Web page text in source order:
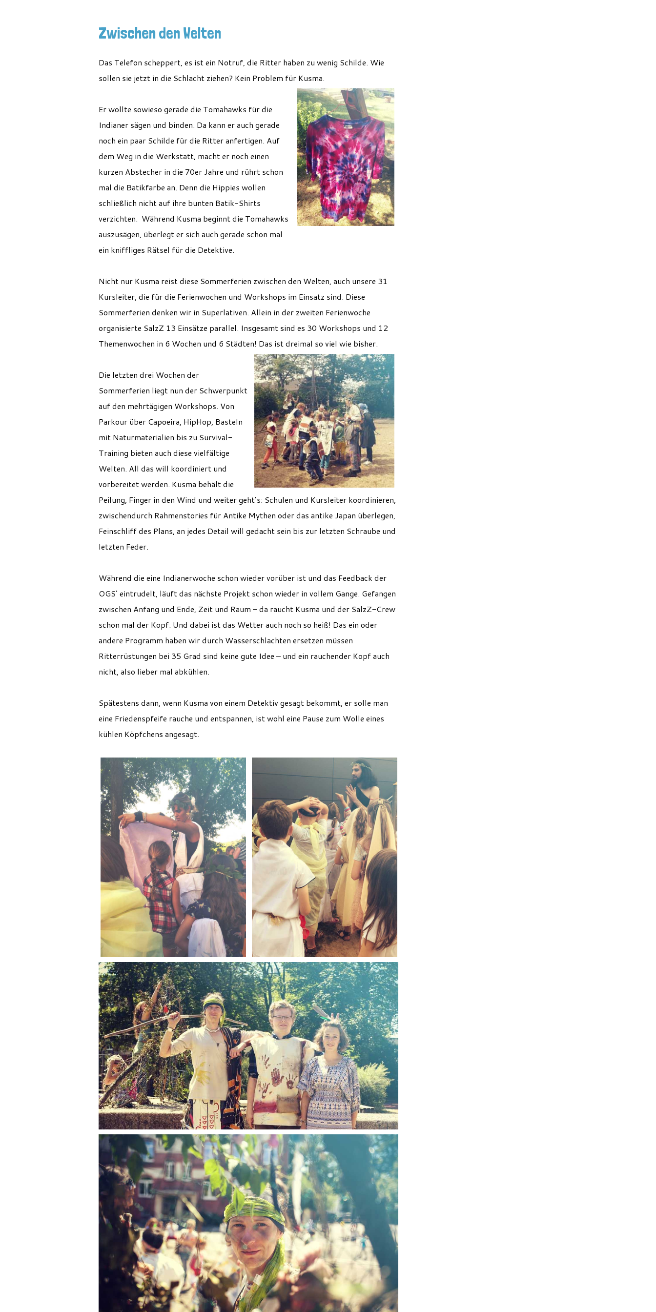
Zwischen den Welten
Das Telefon scheppert, es ist ein Notruf, die Ritter haben zu wenig Schilde. Wie
sollen sie jetzt in die Schlacht ziehen? Kein Problem für Kusma.
Er wollte sowieso gerade die Tomahawks für die
Indianer sägen und binden. Da kann er auch gerade
noch ein paar Schilde für die Ritter anfertigen. Auf
dem Weg in die Werkstatt, macht er noch einen
kurzen Abstecher in die 70er Jahre und rührt schon
mal die Batikfarbe an. Denn die Hippies wollen
schließlich nicht auf ihre bunten Batik-Shirts
verzichten. Während Kusma beginnt die Tomahawks
auszusägen, überlegt er sich auch gerade schon mal
ein kniffliges Rätsel für die Detektive.
Nicht nur Kusma reist diese Sommerferien zwischen den Welten, auch unsere 31
Kursleiter, die für die Ferienwochen und Workshops im Einsatz sind. Diese
Sommerferien denken wir in Superlativen. Allein in der zweiten Ferienwoche
organisierte SalzZ 13 Einsätze parallel. Insgesamt sind es 30 Workshops und 12
Themenwochen in 6 Wochen und 6 Städten! Das ist dreimal so viel wie bisher.
Die letzten drei Wochen der
Sommerferien liegt nun der Schwerpunkt
auf den mehrtägigen Workshops. Von
Parkour über Capoeira, HipHop, Basteln
mit Naturmaterialien bis zu Survival-
Training bieten auch diese vielfältige
Welten. All das will koordiniert und
vorbereitet werden. Kusma behält die
Peilung, Finger in den Wind und weiter geht’s: Schulen und Kursleiter koordinieren,
zwischendurch Rahmenstories für Antike Mythen oder das antike Japan überlegen,
Feinschliff des Plans, an jedes Detail will gedacht sein bis zur letzten Schraube und
letzten Feder.
Während die eine Indianerwoche schon wieder vorüber ist und das Feedback der
OGS‘ eintrudelt, läuft das nächste Projekt schon wieder in vollem Gange. Gefangen
zwischen Anfang und Ende, Zeit und Raum – da raucht Kusma und der SalzZ-Crew
schon mal der Kopf. Und dabei ist das Wetter auch noch so heiß! Das ein oder
andere Programm haben wir durch Wasserschlachten ersetzen müssen
Ritterrüstungen bei 35 Grad sind keine gute Idee – und ein rauchender Kopf auch
nicht, also lieber mal abkühlen.
Spätestens dann, wenn Kusma von einem Detektiv gesagt bekommt, er solle man
eine Friedenspfeife rauche und entspannen, ist wohl eine Pause zum Wolle eines
kühlen Köpfchens angesagt.